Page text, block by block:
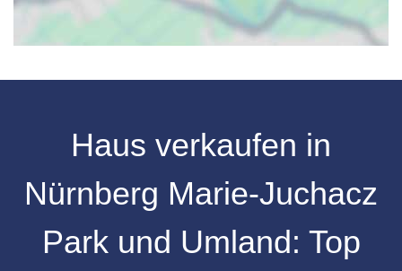
Haus verkaufen in
Nürnberg Marie-Juchacz
Park und Umland: Top